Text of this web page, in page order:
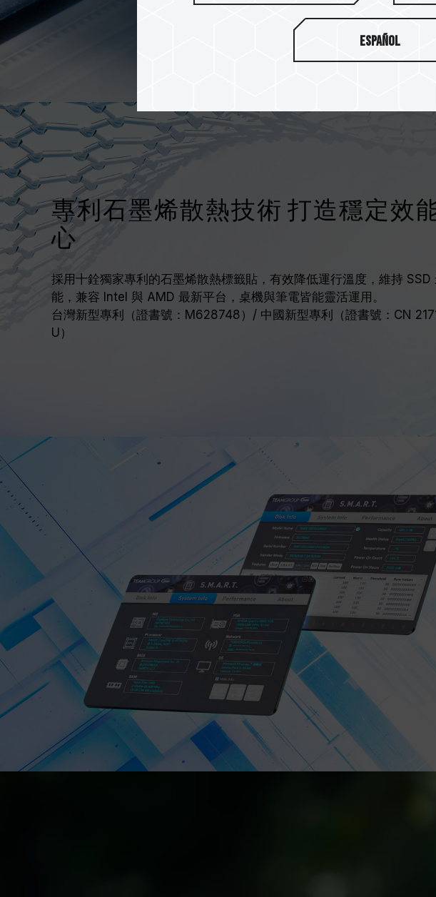
專利石墨烯散熱技術 打造穩定效
心
採用十銓獨家專利的石墨烯散熱標籤貼，有效降低運行溫度，維持 SSD
能，兼容 Intel 與 AMD 最新平台，桌機與筆電皆能靈活運用。
台灣新型專利（證書號：M628748）/ 中國新型專利（證書號：CN
U）
Español